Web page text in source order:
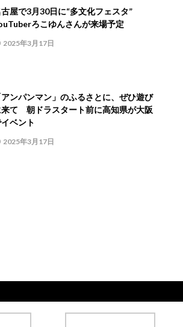
屋で3月30日に“多文化フェスタ”
ろこゆんさんが来場予定
2025年3月17日
アンパンマン」のふるさとに、ぜひ遊び
来て 朝ドラスタート前に高知県が大阪
ベント
2025年3月17日